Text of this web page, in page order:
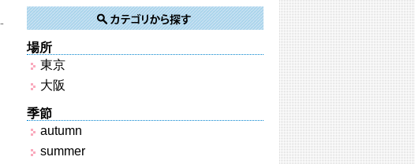
場所
東京
大阪
季節
autumn
summer